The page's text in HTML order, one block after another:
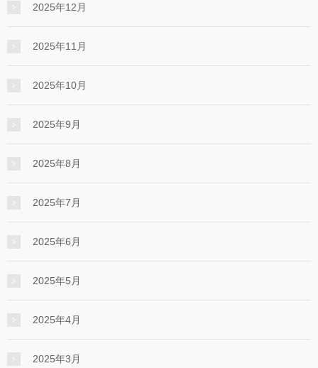
2025年12月
2025年11月
2025年10月
2025年9月
2025年8月
2025年7月
2025年6月
2025年5月
2025年4月
2025年3月